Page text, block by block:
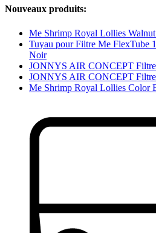
Nouveaux produits:
Me Shrimp Royal Lollies
Tuyau pour Filtre Me FlexTube
Noir
JONNYS AIR CONCEPT
JONNYS AIR CONCEPT
Me Shrimp Royal Lollies Color